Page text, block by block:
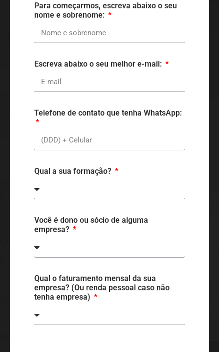
Para começarmos, escreva abaixo o seu
nome e sobrenome:
Escreva abaixo o seu melhor e-mail:
Telefone de contato que tenha WhatsApp:
Qual a sua formação?
Você é dono ou sócio de alguma
empresa?
Qual o faturamento mensal da sua
empresa? (Ou renda pessoal caso não
tenha empresa)